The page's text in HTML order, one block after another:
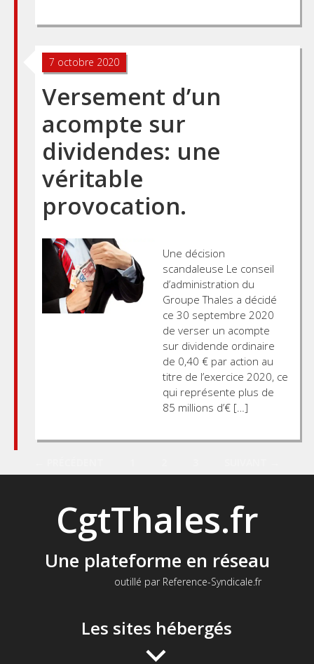
7 octobre 2020
Versement d’un
acompte sur
dividendes: une
véritable
provocation.
Une décision
scandaleuse Le conseil
d’administration du
Groupe Thales a décidé
ce 30 septembre 2020
de verser un acompte
sur dividende ordinaire
de 0,40 € par action au
titre de l’exercice 2020, ce
qui représente plus de
85 millions d’€ […]
CgtThales.fr
Une plateforme en réseau
outillé par Reference-Syndicale.fr
Les sites hébergés